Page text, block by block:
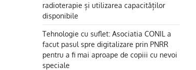
radioterapie și utilizarea capacităților
disponibile
Tehnologie cu suflet: Asociatia CONIL a
facut pasul spre digitalizare prin PNRR
pentru a fi mai aproape de copiii cu nevoi
speciale